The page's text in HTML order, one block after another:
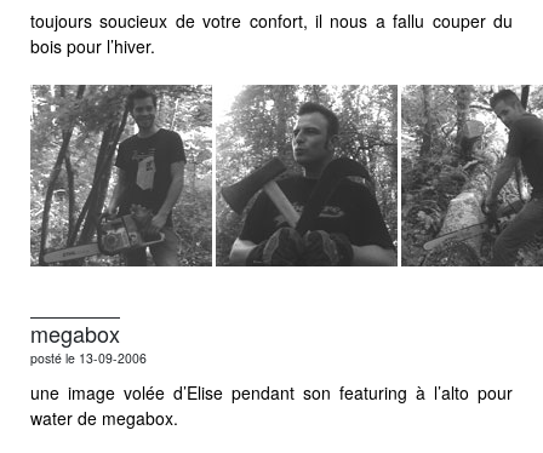
toujours soucieux de votre confort, il nous a fallu couper du
bois pour l’hiver.
megabox
posté le 13-09-2006
une image volée d’Elise pendant son featuring à l’alto pour
water de megabox.